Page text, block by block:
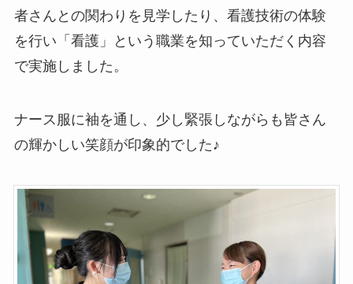
者さんとの関わりを見学したり、看護技術の体験
を行い「看護」という職業を知っていただく内容
で実施しました。
ナース服に袖を通し、少し緊張しながらも皆さん
の輝かしい笑顔が印象的でした♪